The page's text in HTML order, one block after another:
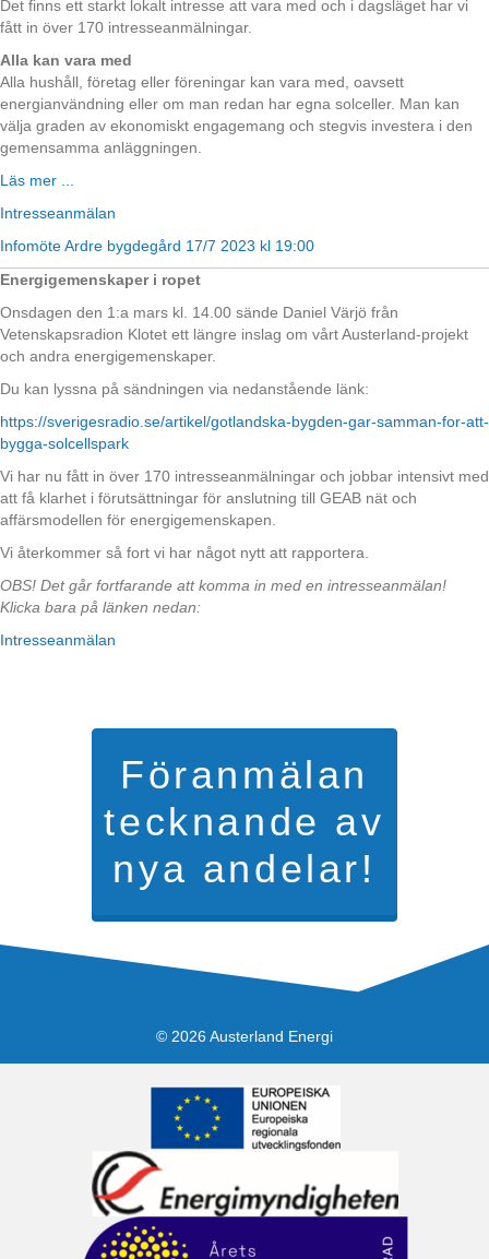
Det finns ett starkt lokalt intresse att vara med och i dagsläget har vi
fått in över 170 intresseanmälningar.
Alla kan vara med
Alla hushåll, företag eller föreningar kan vara med, oavsett
energianvändning eller om man redan har egna solceller. Man kan
välja graden av ekonomiskt engagemang och stegvis investera i den
gemensamma anläggningen.
Läs mer ...
Intresseanmälan
Infomöte Ardre bygdegård 17/7 2023 kl 19:00
Energigemenskaper i ropet
Onsdagen den 1:a mars kl. 14.00 sände Daniel Värjö från
Vetenskapsradion Klotet ett längre inslag om vårt Austerland-projekt
och andra energigemenskaper.
Du kan lyssna på sändningen via nedanstående länk:
https://sverigesradio.se/artikel/gotlandska-bygden-gar-samman-for-att-
bygga-solcellspark
Vi har nu fått in över 170 intresseanmälningar och jobbar intensivt med
att få klarhet i förutsättningar för anslutning till GEAB nät och
affärsmodellen för energigemenskapen.
Vi återkommer så fort vi har något nytt att rapportera.
OBS! Det går fortfarande att komma in med en intresseanmälan!
Klicka bara på länken nedan:
Intresseanmälan
Föranmälan
tecknande av
nya andelar!
© 2026 Austerland Energi